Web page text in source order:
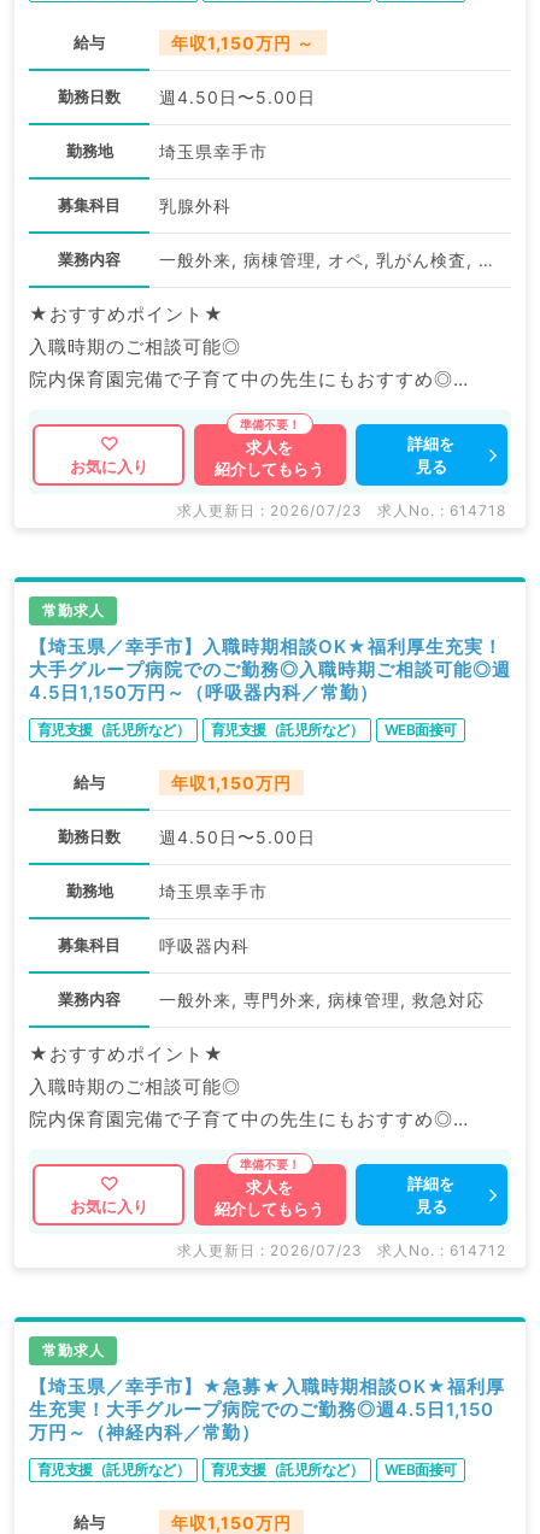
給与 年収1,150万円 ～
勤務日数 週4.50日〜5.00日
勤務地 埼玉県幸手市
募集科目 乳腺外科
業務内容 一般外来, 病棟管理, オペ, 乳がん検査, 救急対応
★おすすめポイント★
入職時期のご相談可能◎
院内保育園完備で子育て中の先生にもおすすめ◎
福利厚生充実の大手グループ病院でのご勤務です。
マイナビDOCTORでは病院やクリニックなどの医療機
関求人はもちろんのこと、
求人内容の詳細等はお気軽にお問合せ下さい。
お気に入り
求人を
紹介してもらう
詳細を
見る
求人更新日 : 2026/07/23 求人No. : 614718
常勤求人
【埼玉県／幸手市】入職時期相談OK★福利厚生充実！
大手グループ病院でのご勤務◎入職時期ご相談可能◎週
4.5日1,150万円～（呼吸器内科／常勤）
育児支援（託児所など） 育児支援（託児所など） WEB面接可
給与 年収1,150万円
勤務日数 週4.50日〜5.00日
勤務地 埼玉県幸手市
募集科目 呼吸器内科
業務内容 一般外来, 専門外来, 病棟管理, 救急対応
★おすすめポイント★
入職時期のご相談可能◎
院内保育園完備で子育て中の先生にもおすすめ◎
福利厚生充実の大手グループ病院でのご勤務です。
マイナビDOCTORでは病院やクリニックなどの医療機
関求人はもちろんのこと、
求人内容の詳細等はお気軽にお問合せ下さい。
お気に入り
求人を
紹介してもらう
詳細を
見る
求人更新日 : 2026/07/23 求人No. : 614712
常勤求人
【埼玉県／幸手市】★急募★入職時期相談OK★福利厚
生充実！大手グループ病院でのご勤務◎週4.5日1,150
万円～（神経内科／常勤）
育児支援（託児所など） 育児支援（託児所など） WEB面接可
給与 年収1,150万円